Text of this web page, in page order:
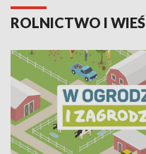
ROLNICTWO I WIEŚ